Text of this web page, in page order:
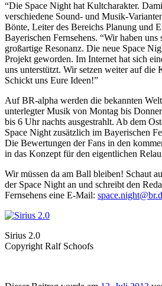
“Die Space Night hat Kultcharakter.
verschiedene Sound- und Musik-
Bönte, Leiter des Bereichs Planung und
Bayerischen Fernsehens. “Wir haben uns
großartige Resonanz. Die neue Space
Projekt geworden. Im Internet hat sich
uns unterstützt. Wir setzen weiter auf die
Schickt uns Eure Ideen!”
Auf BR-alpha werden die bekannten
unterlegter Musik von Montag bis
bis 6 Uhr nachts ausgestrahlt. Ab dem
Space Night zusätzlich im Bayerischen
Die Bewertungen der Fans in den
in das Konzept für den eigentlichen
Wir müssen da am Ball bleiben! Schaut
der Space Night an und schreibt den
Fernsehens eine E-Mail:
Sirius 2.0
Copyright Ralf Schoofs